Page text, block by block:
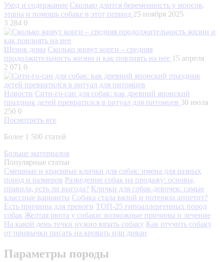
Уход и содержание Сколько длится беременность у мопсов,
этапы и помощь собаке в этот период 25 ноября 2025
3 284 0
Щенок дома Сколько живут корги – средняя
продолжительность жизни и как повлиять на нее 15 апреля
2 071 0
Новости Сити-го-сан для собак: как древний японский
праздник детей превратился в ритуал для питомцев 30 июля
250 0
Посмотреть все
Более 1 500 статей
Больше материалов
Популярные статьи
Смешные и красивые клички для собак: имена для разных
пород и размеров Разведение собак на продажу: основы,
правила, есть ли выгода? Клички для собак-девочек: самые
классные варианты Собака стала вялой и потеряла аппетит?
Есть причины для тревоги ТОП-25 гипоаллергенных пород
собак Желтая рвота у собаки: возможные причины и лечение
На какой день течки нужно вязать собаку Как отучить собаку
от привычки писать на кровать или диван
Параметры породы